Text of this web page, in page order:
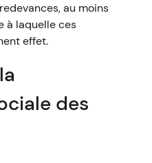
au moins
à laquelle ces
effet.
des